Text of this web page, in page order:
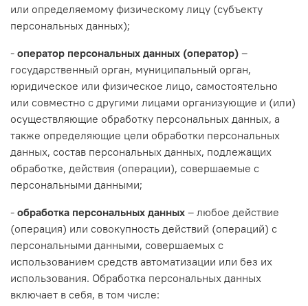
или определяемому физическому лицу (субъекту
персональных данных);
- оператор персональных данных (оператор) –
государственный орган, муниципальный орган,
юридическое или физическое лицо, самостоятельно
или совместно с другими лицами организующие и (или)
осуществляющие обработку персональных данных, а
также определяющие цели обработки персональных
данных, состав персональных данных, подлежащих
обработке, действия (операции), совершаемые с
персональными данными;
- обработка персональных данных – любое действие
(операция) или совокупность действий (операций) с
персональными данными, совершаемых с
использованием средств автоматизации или без их
использования. Обработка персональных данных
включает в себя, в том числе: